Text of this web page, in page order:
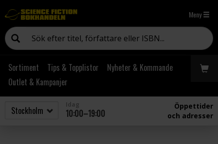
Meny
Sortiment Tips & Topplistor
Nyheter & Kommande
Outlet & Kampanjer
10:00–19:00
Öppettider
och adresser